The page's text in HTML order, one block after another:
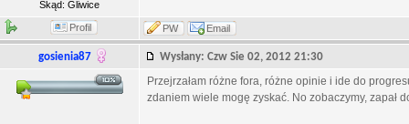
Skąd: Gliwice
Profil PW Email
gosienia87 Wysłany: Czw Sie 02, 2012 21:30
Przejrzałam różne fora, różne opinie i ide do
zdaniem wiele mogę zyskać. No zobaczymy, zapał